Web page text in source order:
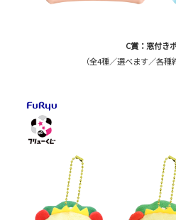
C賞：窓付き
（全4種／選べます／各